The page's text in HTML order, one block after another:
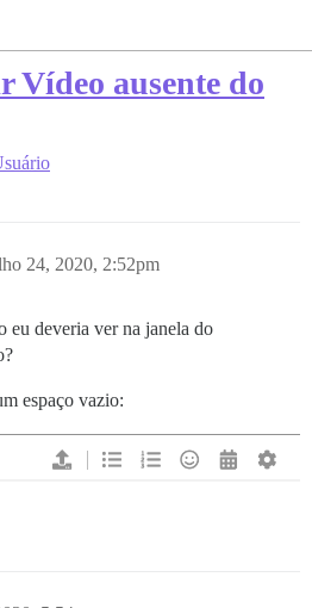
Vídeo ausente do
24, 2020, 2:52pm
eu deveria ver na janela do
espaço vazio: